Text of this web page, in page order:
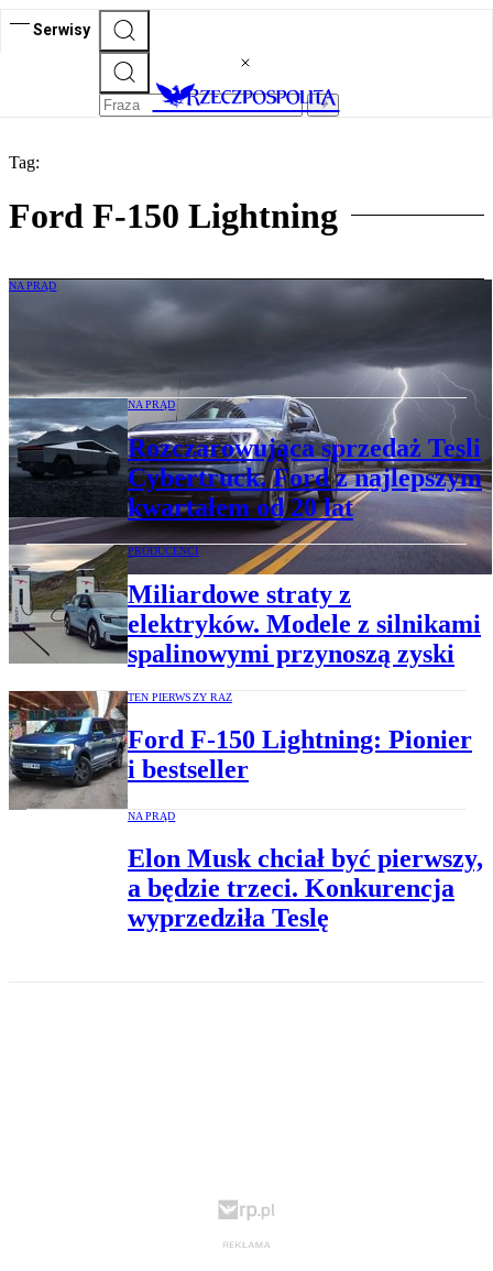
Serwisy
Tag:
Ford F-150 Lightning
NA PRĄD
Elektryczny sen pick-upów właśnie się
kończy. Ameryka wraca do V8
NA PRĄD
Rozczarowująca sprzedaż Tesli
Cybertruck. Ford z najlepszym
kwartałem od 20 lat
PRODUCENCI
Miliardowe straty z
elektryków. Modele z silnikami
spalinowymi przynoszą zyski
TEN PIERWSZY RAZ
Ford F-150 Lightning: Pionier
i bestseller
NA PRĄD
Elon Musk chciał być pierwszy,
a będzie trzeci. Konkurencja
wyprzedziła Teslę